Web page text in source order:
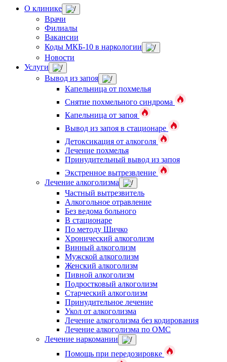
О клинике
Врачи
Филиалы
Вакансии
Коды МКБ-10 в наркологии
Новости
Услуги
Вывод из запоя
Капельница от похмелья
Снятие похмельного синдрома
Капельница от запоя
Вывод из запоя в стационаре
Детоксикация от алкоголя
Лечение похмелья
Принудительный вывод из запоя
Экстренное вытрезвление
Лечение алкоголизма
Частный вытрезвитель
Алкогольное отравление
Без ведома больного
В стационаре
По методу Шичко
Хронический алкоголизм
Винный алкоголизм
Мужской алкоголизм
Женский алкоголизм
Пивной алкоголизм
Подростковый алкоголизм
Старческий алкоголизм
Принудительное лечение
Укол от алкоголизма
Лечение алкоголизма без кодирования
Лечение алкоголизма по ОМС
Лечение наркомании
Помощь при передозировке